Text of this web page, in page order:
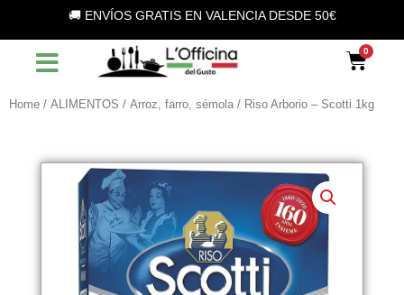
contenuto
🚚 ENVÍOS GRATIS EN VALENCIA DESDE 50€
Home / ALIMENTOS / Arroz, farro, sémola / Riso Arborio – Scotti 1kg